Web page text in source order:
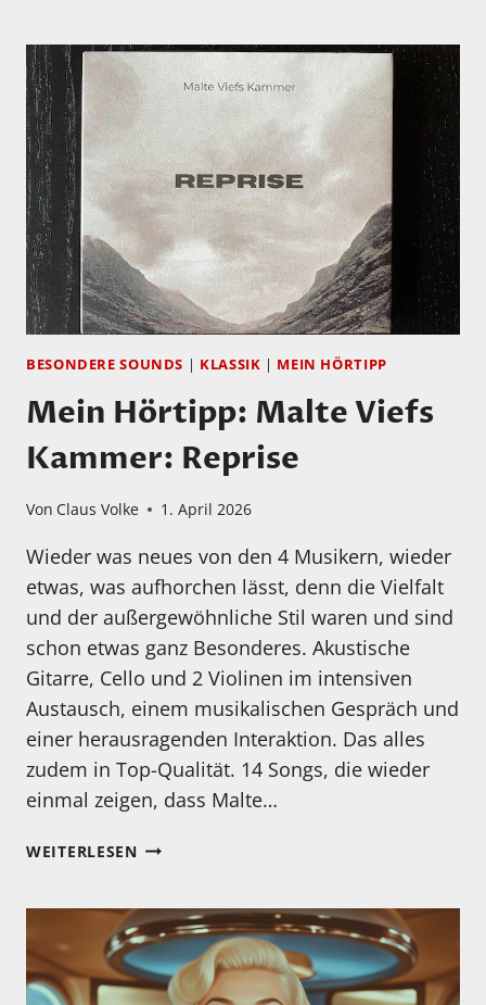
BESONDERE SOUNDS | KLASSIK | MEIN HÖRTIPP
Mein Hörtipp: Malte Viefs
Kammer: Reprise
Von Claus Volke 1. April 2026
Wieder was neues von den 4 Musikern, wieder
etwas, was aufhorchen lässt, denn die Vielfalt
und der außergewöhnliche Stil waren und sind
schon etwas ganz Besonderes. Akustische
Gitarre, Cello und 2 Violinen im intensiven
Austausch, einem musikalischen Gespräch und
einer herausragenden Interaktion. Das alles
zudem in Top-Qualität. 14 Songs, die wieder
einmal zeigen, dass Malte…
WEITERLESENMEIN
VIEFS
KAMMER:
REPRISE